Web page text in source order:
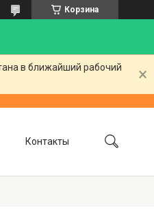
Корзина
в ближайший рабочий
Контакты